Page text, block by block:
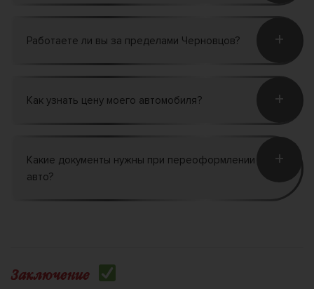
Работаете ли вы за пределами Черновцов? +
Как узнать цену моего автомобиля? +
Какие документы нужны при переоформлении
авто?
+
Заключение